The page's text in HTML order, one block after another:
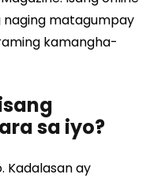
naging matagumpay
kamangha-
sa iyo?
Kadalasan ay